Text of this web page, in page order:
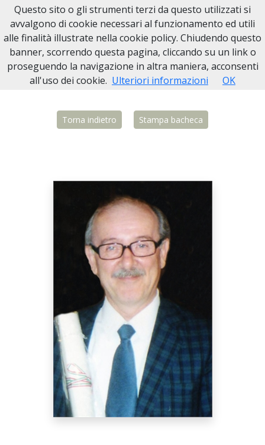
Necrologi Biella
Home Italia BI Ponderano Claudio Botta
Torna indietro Stampa bacheca
Questo sito o gli strumenti terzi da questo utilizzati si
avvalgono di cookie necessari al funzionamento ed utili
alle finalità illustrate nella cookie policy. Chiudendo questo
banner, scorrendo questa pagina, cliccando su un link o
proseguendo la navigazione in altra maniera, acconsenti
all'uso dei cookie. Ulteriori informazioni OK